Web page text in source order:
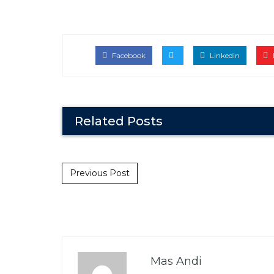
Facebook Linkedin
Related Posts
Post navigation
Previous Post
Mas Andi